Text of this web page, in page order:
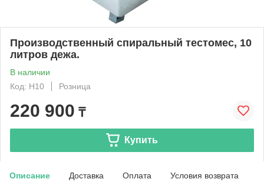
Производственный спиральный тестомес, 10
литров дежа.
В наличии
Код: H10
Розница
220 900 ₸
Купить
Описание Доставка Оплата Условия возврата